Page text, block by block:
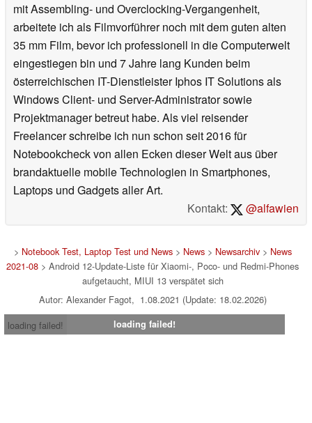
mit Assembling- und Overclocking-Vergangenheit,
arbeitete ich als Filmvorführer noch mit dem guten alten
35 mm Film, bevor ich professionell in die Computerwelt
eingestiegen bin und 7 Jahre lang Kunden beim
österreichischen IT-Dienstleister Iphos IT Solutions als
Windows Client- und Server-Administrator sowie
Projektmanager betreut habe. Als viel reisender
Freelancer schreibe ich nun schon seit 2016 für
Notebookcheck von allen Ecken dieser Welt aus über
brandaktuelle mobile Technologien in Smartphones,
Laptops und Gadgets aller Art.
Kontakt:
@alfawien
> Notebook Test, Laptop Test und News> News> Newsarchiv> News
2021-08 > Android 12-Update-Liste für Xiaomi-, Poco- und Redmi-Phones
aufgetaucht, MIUI 13 verspätet sich
Autor: Alexander Fagot, 1.08.2021 (Update: 18.02.2026)
loading failed!
loading failed!